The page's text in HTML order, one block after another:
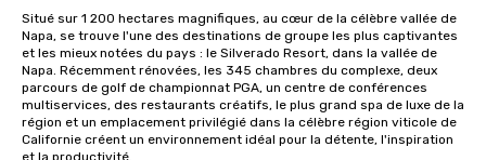
Situé sur 1 200 hectares magnifiques, au cœur de la célèbre vallée de
Napa, se trouve l'une des destinations de groupe les plus captivantes
et les mieux notées du pays : le Silverado Resort, dans la vallée de
Napa. Récemment rénovées, les 345 chambres du complexe, deux
parcours de golf de championnat PGA, un centre de conférences
multiservices, des restaurants créatifs, le plus grand spa de luxe de la
région et un emplacement privilégié dans la célèbre région viticole de
Californie créent un environnement idéal pour la détente, l'inspiration
et la productivité.